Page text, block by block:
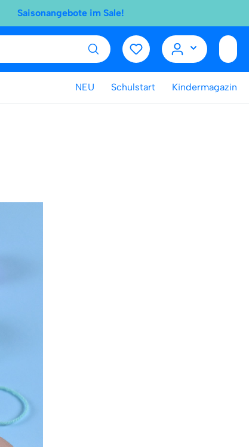
Saisonangebote im Sale!
NEU Schulstart Kindermagazin